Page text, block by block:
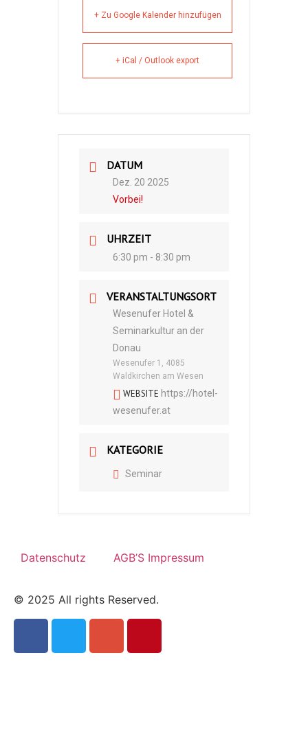
+ Zu Google Kalender hinzufügen
+ iCal / Outlook export
DATUM
Dez. 20 2025
Vorbei!
UHRZEIT
6:30 pm - 8:30 pm
VERANSTALTUNGSORT
Wesenufer Hotel &
Seminarkultur an der
Donau
Wesenufer 1, 4085
Waldkirchen am Wesen
WEBSITE https://hotel-
wesenufer.at
KATEGORIE
Seminar
Datenschutz AGB’S Impressum
© 2025 All rights Reserved.